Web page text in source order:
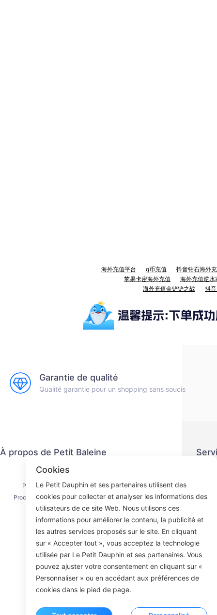
海外充值平台 q币充值
抖音钻石海外
苹果卡密海外充值
海外充值逆水
海外充值金铲铲之战
抖
Garantie de qualité
Qualité garantie pour un shopping sans soucis
À propos de Petit Baleine
Nous contacter
Processus d'expédition
Processus de remboursement
À propos de nous
ROOM
Cookies
Le Petit Dauphin et ses partenaires utilisent des
cookies pour collecter et analyser les informations des
utilisateurs de ce site Web. Nous utilisons ces
informations pour améliorer le contenu, la publicité et
les autres services proposés sur le site. En cliquant
sur « Accepter tout », vous acceptez la technologie
utilisée par Le Petit Dauphin et ses partenaires. Vous
pouvez ajuster votre consentement en cliquant sur «
Personnaliser » ou en accédant aux préférences de
cookies dans le pied de page.